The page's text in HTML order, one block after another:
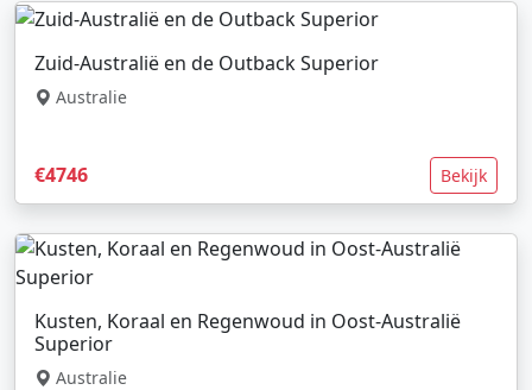
Zuid-Australië en de Outback Superior
Australie
€4746 Bekijk
Kusten, Koraal en Regenwoud in Oost-Australië
Superior
Australie